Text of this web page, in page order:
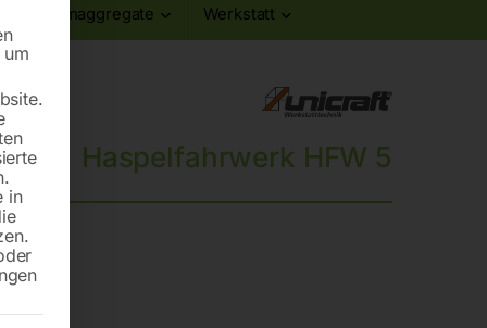
Stromaggregate Werkstatt
Haspelfahrwerk HFW 5
in